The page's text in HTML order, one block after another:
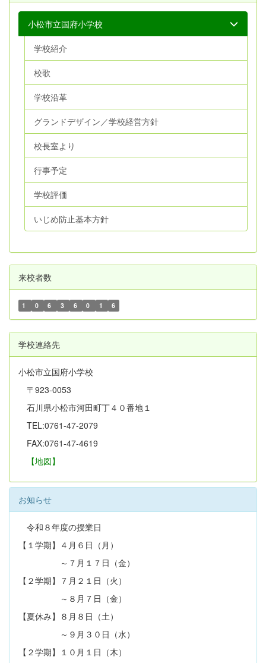
小松市立国府小学校
学校紹介
校歌
学校沿革
グランドデザイン／学校経営方針
校長室より
行事予定
学校評価
いじめ防止基本方針
来校者数
1 0 6 3 6 0 1 6
学校連絡先
小松市立国府小学校
〒923-0053
石川県小松市河田町丁４０番地１
TEL:0761-47-2079
FAX:0761-47-4619
【地図】
お知らせ
令和８年度の授業日
【１学期】４月６日（月）
～７月１７日（金）
【２学期】７月２１日（火）
～８月７日（金）
【夏休み】８月８日（土）
～９月３０日（水）
【２学期】１０月１日（木）